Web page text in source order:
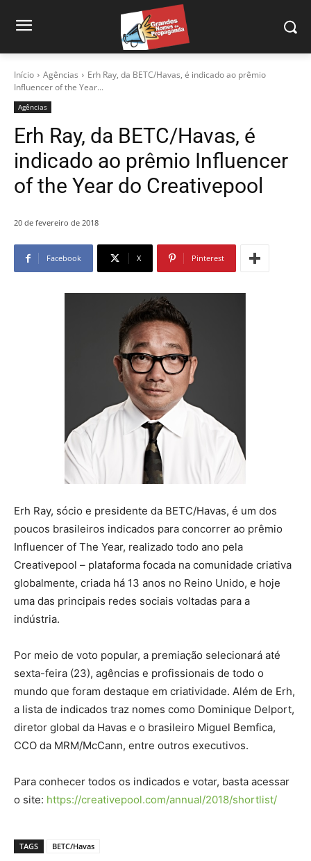
Início Agências
Erh Ray, da BETC/Havas, é indicado ao prêmio
Influencer of the Year...
Agências
Erh Ray, da BETC/Havas, é
indicado ao prêmio Influencer
of the Year do Creativepool
20 de fevereiro de 2018
Facebook X Pinterest
Erh Ray, sócio e presidente da BETC/Havas, é um dos
poucos brasileiros indicados para concorrer ao prêmio
Influencer of The Year, realizado todo ano pela
Creativepool – plataforma focada na comunidade criativa
globalmente, criada há 13 anos no Reino Unido, e hoje
uma das principais redes sociais voltadas para a
indústria.
Por meio de voto popular, a premiação selecionará até
sexta-feira (23), agências e profissionais de todo o
mundo que foram destaque em criatividade. Além de Erh,
a lista de indicados traz nomes como Dominique Delport,
diretor global da Havas e o brasileiro Miguel Bemfica,
CCO da MRM/McCann, entre outros executivos.
Para conhecer todos os indicados e votar, basta acessar
o site: https://creativepool.com/annual/2018/shortlist/
TAGS BETC/Havas